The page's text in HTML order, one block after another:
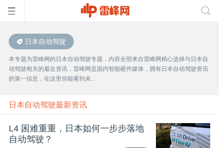
首
页
雷
峰
日本自动驾驶
本专题为雷峰网的日本自动驾驶专题，内容全部来自雷峰网精心选择与日本自
动驾驶相关的最近资讯，雷峰网是国内智能硬件媒体，拥有日本自动驾驶资讯
的第一信息，在这里你能看到未..
日本自动驾驶最新资讯
L4 困难重重，日本如何一步步落地
自动驾驶？